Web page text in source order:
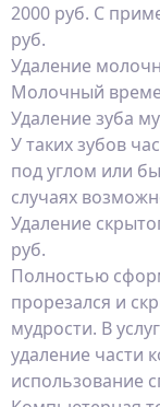
2000 руб. С
руб.
Удаление
Молочный
Удаление зуба
У таких зубов
под углом или
случаях
Удаление
руб.
Полностью
прорезался и
мудрости. В
удаление части
использование